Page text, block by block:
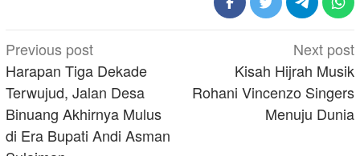
Post
navigation
Previous post
Harapan Tiga Dekade
Terwujud, Jalan Desa
Binuang Akhirnya Mulus
di Era Bupati Andi Asman
Next post
Kisah Hijrah Musik
Rohani Vincenzo Singers
Menuju Dunia